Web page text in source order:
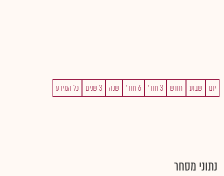
יום שבוע חודש 3 חוד' 6 חוד' שנה 3 שנים כל המידע
נתוני מסחר